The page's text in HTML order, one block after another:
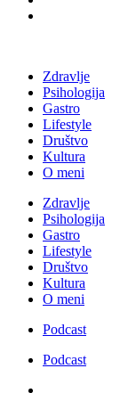
Zdravlje
Psihologija
Gastro
Lifestyle
Društvo
Kultura
O meni
Zdravlje
Psihologija
Gastro
Lifestyle
Društvo
Kultura
O meni
Podcast
Podcast